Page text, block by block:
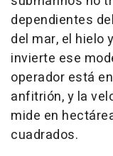
dependientes
del mar, el hielo
invierte ese
operador está
anfitrión, y la
mide en
cuadrados.